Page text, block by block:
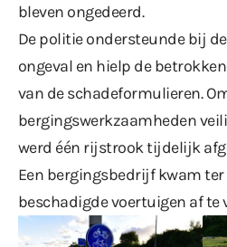
bleven ongedeerd.
De politie ondersteunde bij
ongeval en hielp de
van de schadeformulieren.
bergingswerkzaamheden
werd één rijstrook tijdelijk
Een bergingsbedrijf kwam
beschadigde voertuigen af te